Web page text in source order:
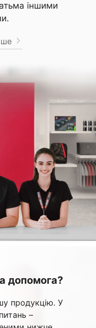
іншими
допомога?
продукцію. У
–